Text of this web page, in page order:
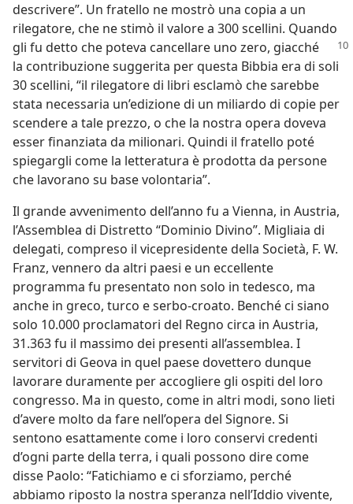
descrivere”. Un fratello ne mostrò una copia a un
rilegatore, che ne stimò il valore a 300 scellini. Quando
gli fu detto che poteva cancellare uno zero, giacché
la contribuzione suggerita per questa Bibbia era di soli
30 scellini, “il rilegatore di libri esclamò che sarebbe
stata necessaria un’edizione di un miliardo di copie per
scendere a tale prezzo, o che la nostra opera doveva
esser finanziata da milionari. Quindi il fratello poté
spiegargli come la letteratura è prodotta da persone
che lavorano su base volontaria”.
Il grande avvenimento dell’anno fu a Vienna, in Austria,
l’Assemblea di Distretto “Dominio Divino”. Migliaia di
delegati, compreso il vicepresidente della Società, F. W.
Franz, vennero da altri paesi e un eccellente
programma fu presentato non solo in tedesco, ma
anche in greco, turco e serbo-croato. Benché ci siano
solo 10.000 proclamatori del Regno circa in Austria,
31.363 fu il massimo dei presenti all’assemblea. I
servitori di Geova in quel paese dovettero dunque
lavorare duramente per accogliere gli ospiti del loro
congresso. Ma in questo, come in altri modi, sono lieti
d’avere molto da fare nell’opera del Signore. Si
sentono esattamente come i loro conservi credenti
d’ogni parte della terra, i quali possono dire come
disse Paolo: “Fatichiamo e ci sforziamo, perché
abbiamo riposto la nostra speranza nell’Iddio vivente,